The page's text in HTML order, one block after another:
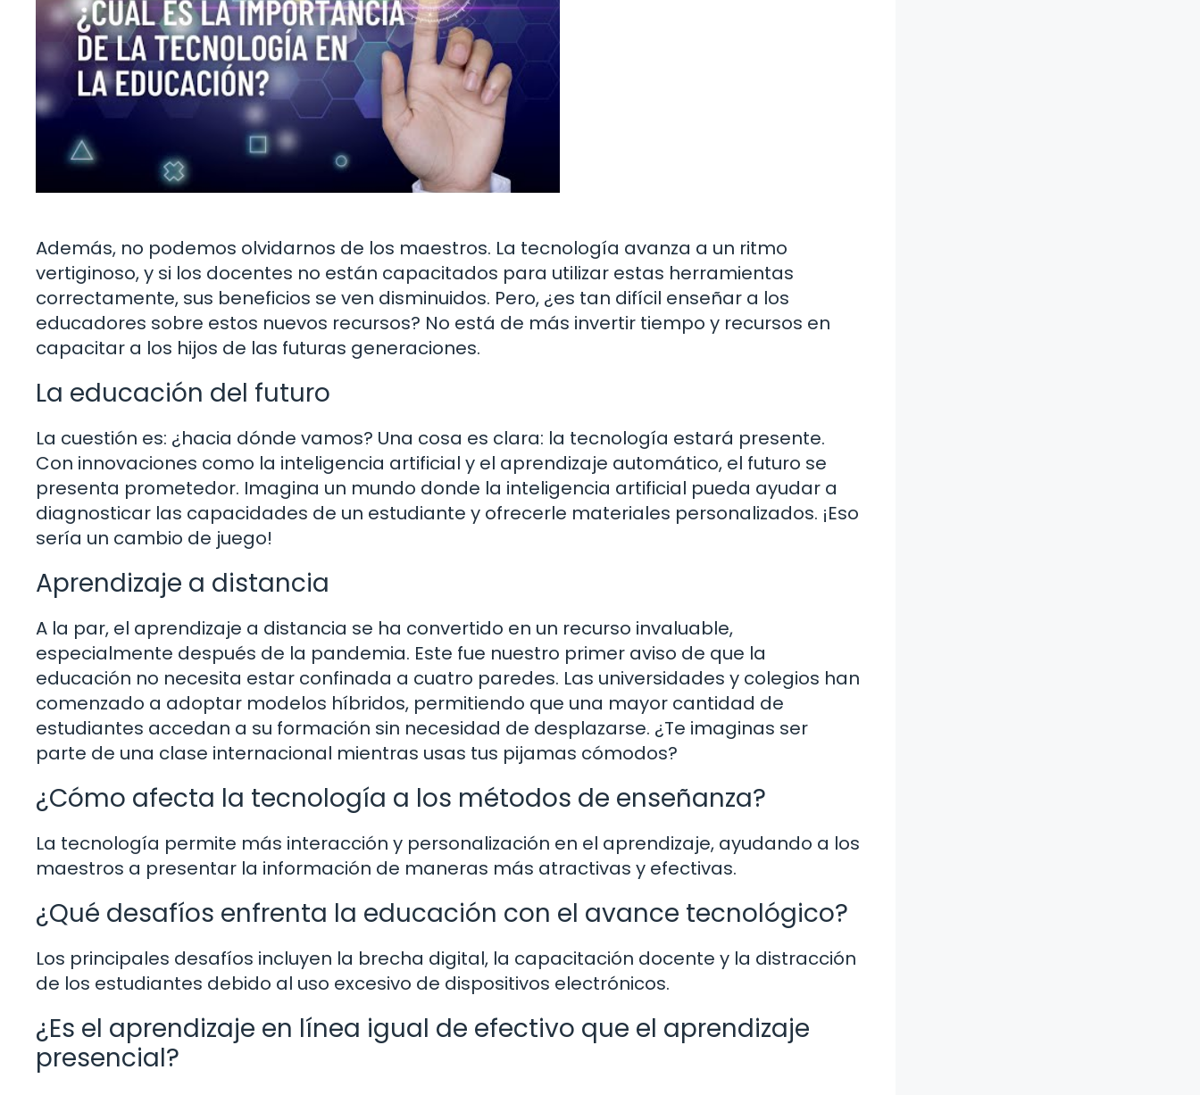
Además, no podemos olvidarnos de los maestros. La tecnología avanza a un ritmo
vertiginoso, y si los docentes no están capacitados para utilizar estas herramientas
correctamente, sus beneficios se ven disminuidos. Pero, ¿es tan difícil enseñar a los
educadores sobre estos nuevos recursos? No está de más invertir tiempo y recursos en
capacitar a los hijos de las futuras generaciones.
La educación del futuro
La cuestión es: ¿hacia dónde vamos? Una cosa es clara: la tecnología estará presente.
Con innovaciones como la inteligencia artificial y el aprendizaje automático, el futuro se
presenta prometedor. Imagina un mundo donde la inteligencia artificial pueda ayudar a
diagnosticar las capacidades de un estudiante y ofrecerle materiales personalizados. ¡Eso
sería un cambio de juego!
Aprendizaje a distancia
A la par, el aprendizaje a distancia se ha convertido en un recurso invaluable,
especialmente después de la pandemia. Este fue nuestro primer aviso de que la
educación no necesita estar confinada a cuatro paredes. Las universidades y colegios han
comenzado a adoptar modelos híbridos, permitiendo que una mayor cantidad de
estudiantes accedan a su formación sin necesidad de desplazarse. ¿Te imaginas ser
parte de una clase internacional mientras usas tus pijamas cómodos?
¿Cómo afecta la tecnología a los métodos de enseñanza?
La tecnología permite más interacción y personalización en el aprendizaje, ayudando a los
maestros a presentar la información de maneras más atractivas y efectivas.
¿Qué desafíos enfrenta la educación con el avance tecnológico?
Los principales desafíos incluyen la brecha digital, la capacitación docente y la distracción
de los estudiantes debido al uso excesivo de dispositivos electrónicos.
¿Es el aprendizaje en línea igual de efectivo que el aprendizaje
presencial?